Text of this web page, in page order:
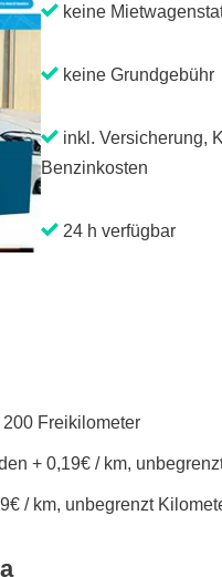
keine
keine Grundgebühr
inkl. Versicherung,
Benzinkosten
24 h verfügbar
Freikilometer
+ 0,19€ / km,
/ km, unbegrenzt